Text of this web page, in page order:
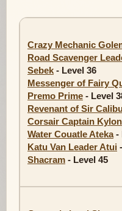
Crazy Mechanic
Road Scavenger
Sebek - Level 36
Messenger of Fairy
Premo Prime - Level
Revenant of Sir
Corsair Captain Kylon
Water Couatle Ateka-
Katu Van Leader Atui
Shacram - Level 45